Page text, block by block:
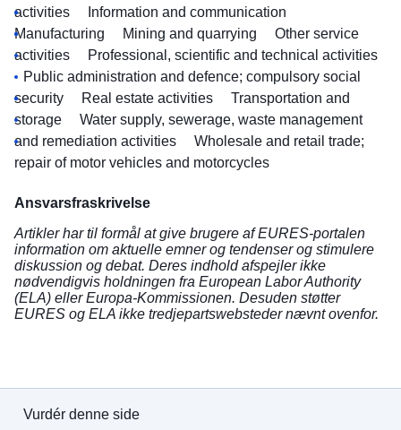
activities
Information and communication
Manufacturing
Mining and quarrying
Other service
activities
Professional, scientific and technical activities
Public administration and defence; compulsory social
security
Real estate activities
Transportation and
storage
Water supply, sewerage, waste management
and remediation activities
Wholesale and retail trade;
repair of motor vehicles and motorcycles
Ansvarsfraskrivelse
Artikler har til formål at give brugere af EURES-portalen
information om aktuelle emner og tendenser og stimulere
diskussion og debat. Deres indhold afspejler ikke
nødvendigvis holdningen fra European Labor Authority
(ELA) eller Europa-Kommissionen. Desuden støtter
EURES og ELA ikke tredjepartswebsteder nævnt ovenfor.
Vurdér denne side